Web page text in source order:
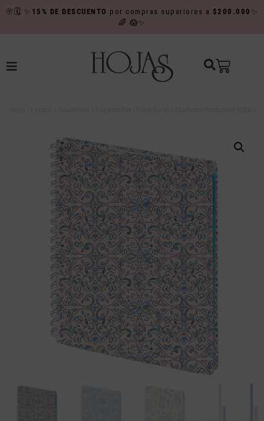
🌸 🗓️ ✨ 15% DE DESCUENTO por compras superiores a $200.000 ✨
🌈 😱✨